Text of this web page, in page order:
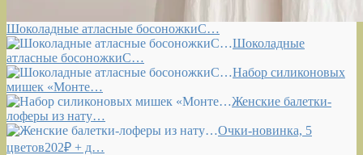
Шоколадные атласные босоножкиС…
Шоколадные
атласные босоножкиС…
Набор силиконовых
мишек «Монте…
Женские балетки-
лоферы из нату…
Очки-новинка, 5
цветов202₽ + д…